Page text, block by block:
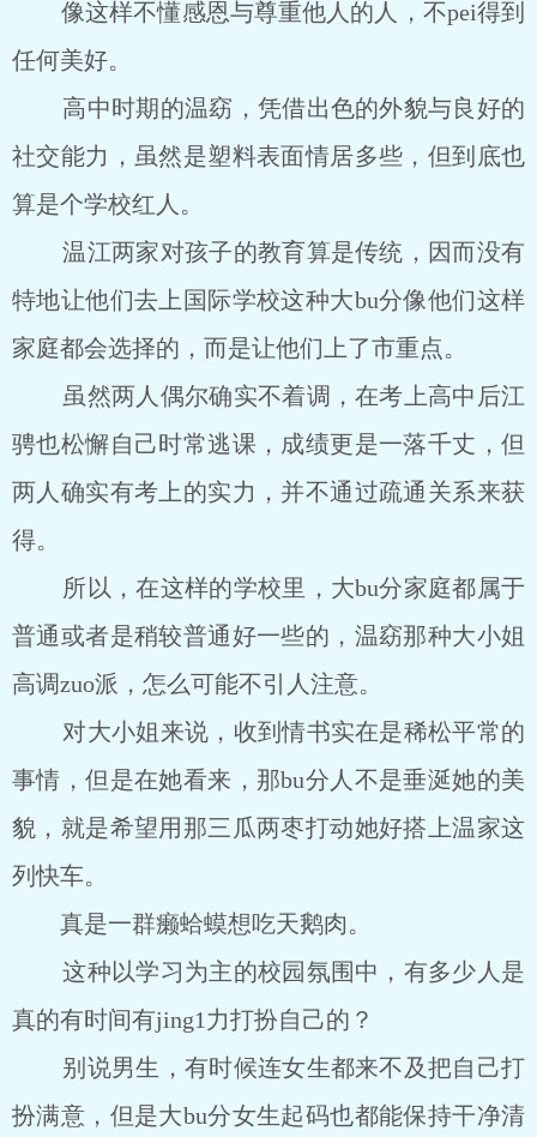
像这样不懂感恩与尊重他人的人，不pei得到
任何美好。
高中时期的温窈，凭借出色的外貌与良好的
社交能力，虽然是塑料表面情居多些，但到底也
算是个学校红人。
温江两家对孩子的教育算是传统，因而没有
特地让他们去上国际学校这种大bu分像他们这样
家庭都会选择的，而是让他们上了市重点。
虽然两人偶尔确实不着调，在考上高中后江
骋也松懈自己时常逃课，成绩更是一落千丈，但
两人确实有考上的实力，并不通过疏通关系来获
得。
所以，在这样的学校里，大bu分家庭都属于
普通或者是稍较普通好一些的，温窈那种大小姐
高调zuo派，怎么可能不引人注意。
对大小姐来说，收到情书实在是稀松平常的
事情，但是在她看来，那bu分人不是垂涎她的美
貌，就是希望用那三瓜两枣打动她好搭上温家这
列快车。
真是一群癞蛤蟆想吃天鹅肉。
这种以学习为主的校园氛围中，有多少人是
真的有时间有jing1力打扮自己的？
别说男生，有时候连女生都来不及把自己打
扮满意，但是大bu分女生起码也都能保持干净清